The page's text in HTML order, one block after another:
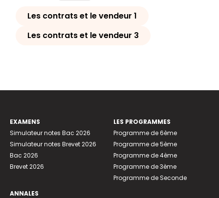
Les contrats et le vendeur 1
Les contrats et le vendeur 3
EXAMENS
Simulateur notes Bac 2026
Simulateur notes Brevet 2026
Bac 2026
Brevet 2026
ANNALES
LES PROGRAMMES
Programme de 6ème
Programme de 5ème
Programme de 4ème
Programme de 3ème
Programme de Seconde